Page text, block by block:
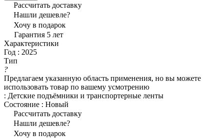
Рассчитать доставку
Нашли дешевле?
Хочу в подарок
Гарантия 5 лет
Характеристики
Год : 2025
Тип
?
Предлагаем указанную область применения, но вы можете
использовать товар по вашему усмотрению
: Детские подъёмники и транспортерные ленты
Состояние : Новый
Рассчитать доставку
Нашли дешевле?
Хочу в подарок